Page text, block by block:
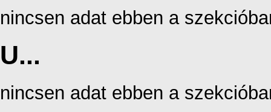
nincsen adat ebben a
U...
nincsen adat ebben a